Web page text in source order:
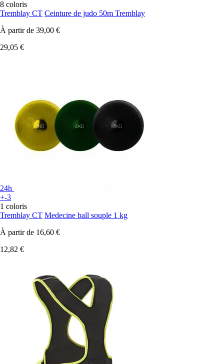
8 coloris
Tremblay CT Ceinture de judo 50m Tremblay
À partir de 39,00 €
29,05 €
24h
+-3
1 coloris
Tremblay CT Medecine ball souple 1 kg
À partir de 16,60 €
12,82 €